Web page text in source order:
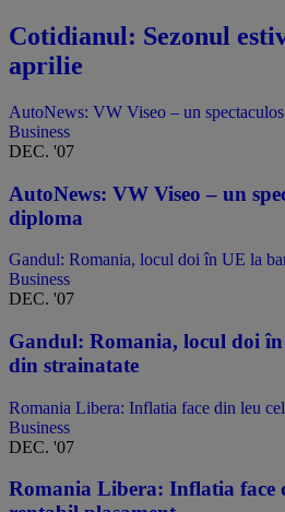
Cotidianul: Sezonul
aprilie
AutoNews: VW Viseo – un
Business
DEC. '07
AutoNews: VW Viseo – un
diploma
Gandul: Romania, locul doi în UE la
Business
DEC. '07
Gandul: Romania, locul doi
din strainatate
Romania Libera: Inflatia face din leu
Business
DEC. '07
Romania Libera: Inflatia face